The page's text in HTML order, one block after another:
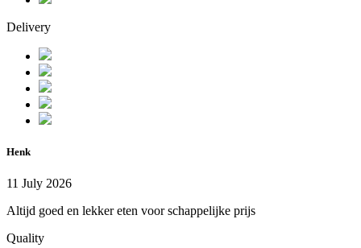
Delivery
Henk
11 July 2026
Altijd goed en lekker eten voor schappelijke prijs
Quality